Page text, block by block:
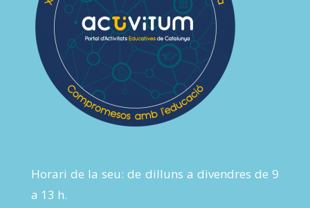
Horari de la seu: de dilluns a divendres de 9
a 13 h.